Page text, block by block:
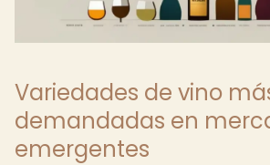
Variedades de vino
demandadas en
emergentes